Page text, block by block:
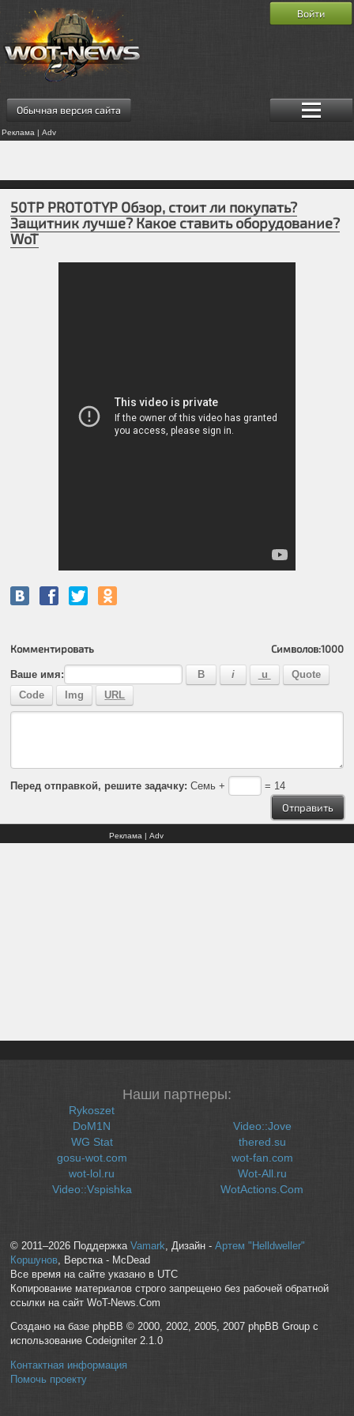
Обычная версия сайта
Реклама | Adv
Войти
50TP PROTOTYP Обзор, стоит ли покупать?
Защитник лучше? Какое ставить оборудование?
WoT
Комментировать Символов:1000
Ваше имя:
Перед отправкой, решите задачку: Семь + = 14
Реклама | Adv
Наши партнеры:
Rykoszet
DoM1N
WG Stat
gosu-wot.com
wot-lol.ru
Video::Vspishka
Video::Jove
thered.su
wot-fan.com
Wot-All.ru
WotActions.Com
© 2011–2026 Поддержка Vamark, Дизайн - Артем "Helldweller"
Коршунов, Верстка - McDead
Все время на сайте указано в UTC
Копирование материалов строго запрещено без рабочей обратной
ссылки на сайт WoT-News.Com
Создано на базе phpBB © 2000, 2002, 2005, 2007 phpBB Group с
использование Codeigniter 2.1.0
Контактная информация
Помочь проекту